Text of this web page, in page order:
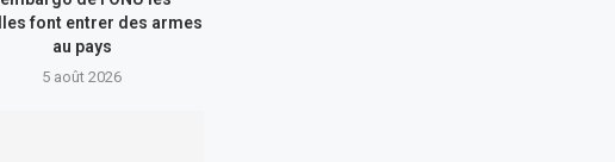
font entrer des armes
au pays
5 août 2026